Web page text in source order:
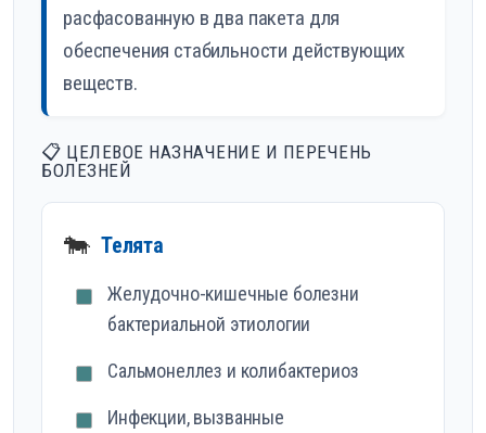
расфасованную в два пакета для
обеспечения стабильности действующих
веществ.
📋 ЦЕЛЕВОЕ НАЗНАЧЕНИЕ И ПЕРЕЧЕНЬ
БОЛЕЗНЕЙ
🐄 Телята
Желудочно-кишечные болезни
бактериальной этиологии
Сальмонеллез и колибактериоз
Инфекции, вызванные